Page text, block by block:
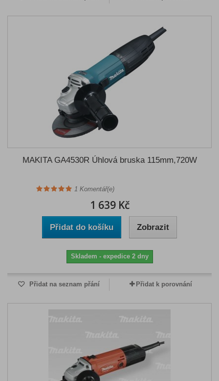
MAKITA GA4530R Úhlová bruska 115mm,720W
1 Komentář(e)
1 639 Kč
Přidat do košíku Zobrazit
Skladem - expedice 2 dny
Přidat na seznam přání Přidat k porovnání